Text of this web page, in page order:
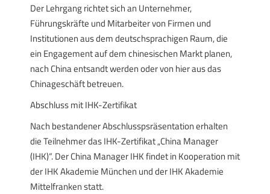
Der Lehrgang richtet sich an Unternehmer,
Führungskräfte und Mitarbeiter von Firmen und
Institutionen aus dem deutschsprachigen Raum, die
ein Engagement auf dem chinesischen Markt planen,
nach China entsandt werden oder von hier aus das
Chinageschäft betreuen.
Abschluss mit IHK-Zertifikat
Nach bestandener Abschlusspsräsentation erhalten
die Teilnehmer das IHK-Zertifikat „China Manager
(IHK)“. Der China Manager IHK findet in Kooperation mit
der IHK Akademie München und der IHK Akademie
Mittelfranken statt.